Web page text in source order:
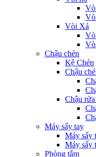
Vòi Xả
Chậu chén
Kệ Chén
Chậu
Chậu
Máy sấy tay
Máy sấy
Máy sấy
Phòng tắm